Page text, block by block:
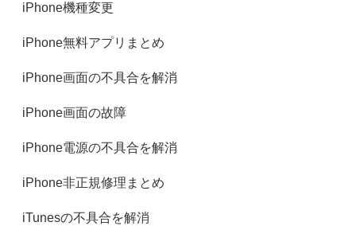
iPhone機種変更
iPhone無料アプリまとめ
iPhone画面の不具合を解消
iPhone画面の故障
iPhone電源の不具合を解消
iPhone非正規修理まとめ
iTunesの不具合を解消